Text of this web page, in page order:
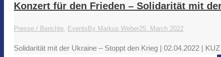
Konzert für den Frieden – Solidarität mit
Presse / Berichte, Events By Markus Weber25. March 2022
Solidarität mit der Ukraine – Stoppt den Krieg | 02.04.2022 |